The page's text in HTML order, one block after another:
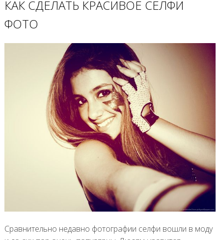
КАК СДЕЛАТЬ КРАСИВОЕ СЕЛФИ
ФОТО
Сравнительно недавно фотографии селфи вошли в моду